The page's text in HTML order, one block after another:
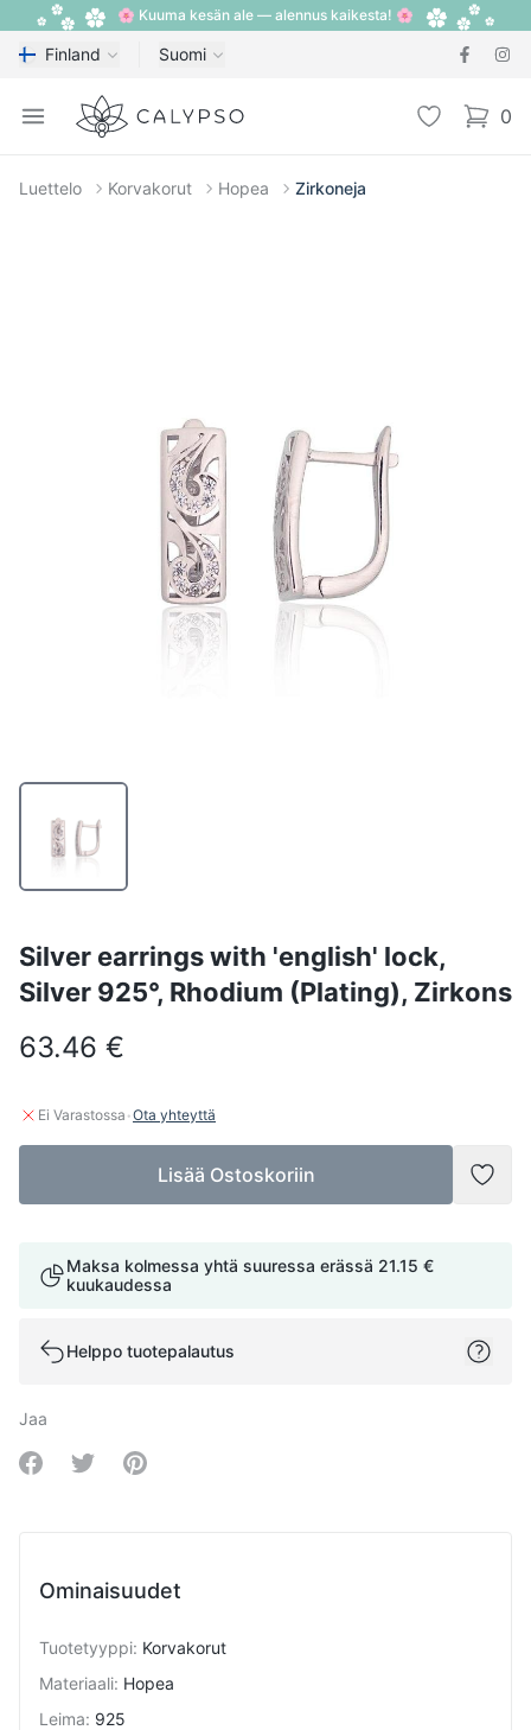
🌸 Kuuma kesän ale — alennus kaikesta! 🌸
Finland Suomi
Open menu
Calypso Toivelista 0
items
Luettelo Korvakorut Hopea Zirkoneja
Silver earrings with 'english' lock,
Silver 925°, Rhodium (Plating), Zirkons
63.46 €
Ei Varastossa ·Ota yhteyttä
Lisää Ostoskoriin
Maksa kolmessa yhtä suuressa erässä 21.15 €
kuukaudessa
Helppo tuotepalautus
Jaa
Share on Facebook
Share on Twitter
Share on Pinterest
Ominaisuudet
Tuotetyyppi: Korvakorut
Materiaali: Hopea
Leima: 925